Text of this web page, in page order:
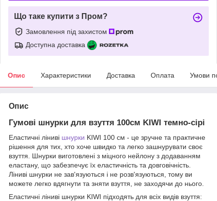
Що таке купити з Пром?
Замовлення під захистом
Доступна доставка
Опис Характеристики Доставка Оплата Умови
Опис
Гумові шнурки для взуття 100см KIWI темно-сірі
Еластичні ліниві шнурки KIWI 100 см - це зручне та практичне
рішення для тих, хто хоче швидко та легко зашнурувати своє
взуття. Шнурки виготовлені з міцного нейлону з додаванням
еластану, що забезпечує їх еластичність та довговічність.
Ліниві шнурки не зав'язуються і не розв'язуються, тому ви
можете легко вдягнути та зняти взуття, не заходячи до нього.
Еластичні ліниві шнурки KIWI підходять для всіх видів взуття: